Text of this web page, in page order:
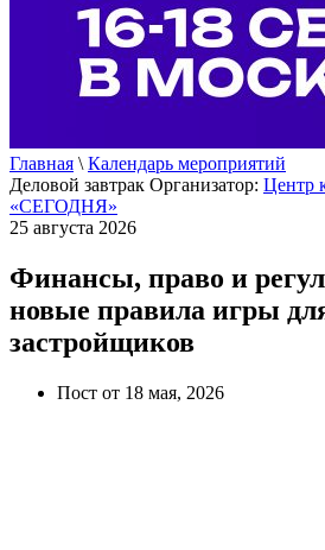
Главная \ Календарь мероприятий
Деловой завтрак Организатор: Центр
«СЕГОДНЯ»
25 августа 2026
Финансы, право и
новые правила игры
застройщиков
Пост от 18 мая, 2026